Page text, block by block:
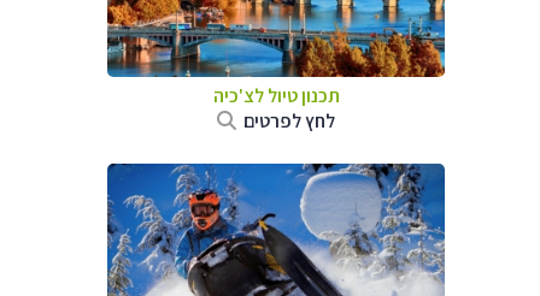
תכנון טיול לצ'כיה
לחץ לפרטים